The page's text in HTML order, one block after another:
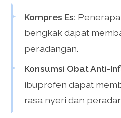
Kompres Es:
bengkak dapat
peradangan.
Konsumsi Obat Anti-
ibuprofen dapat
rasa nyeri dan